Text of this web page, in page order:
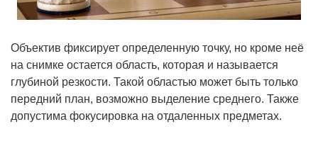
Объектив фиксирует определенную точку, но кроме неё
на снимке остается область, которая и называется
глубиной резкости. Такой областью может быть только
передний план, возможно выделение среднего. Также
допустима фокусировка на отдаленных предметах.